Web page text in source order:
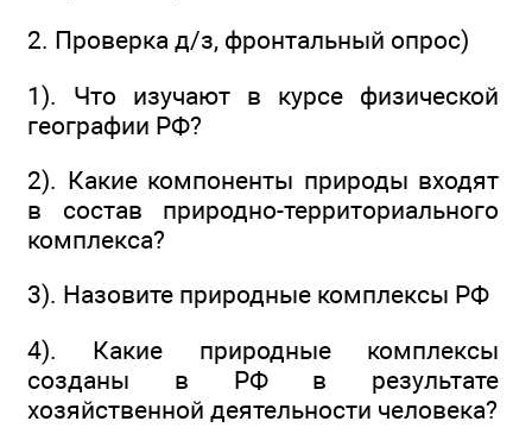
2. Проверка д/з, фронтальный опрос)
1). Что изучают в курсе физической
географии РФ?
2). Какие компоненты природы входят
в состав природно-территориального
комплекса?
3). Назовите природные комплексы РФ
4). Какие природные комплексы
созданы в РФ в результате
хозяйственной деятельности человека?